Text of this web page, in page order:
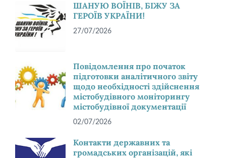
ШАНУЮ ВОЇНІВ, БІЖУ ЗА
ГЕРОЇВ УКРАЇНИ!
27/07/2026
Повідомлення про початок
підготовки аналітичного звіту
щодо необхідності здійснення
містобудівного моніторингу
містобудівної документації
02/07/2026
Контакти державних та
громадських організацій, які